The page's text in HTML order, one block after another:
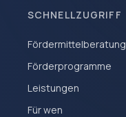
SCHNELLZUGRIFF
Fördermittelberatung
Förderprogramme
Leistungen
Für wen